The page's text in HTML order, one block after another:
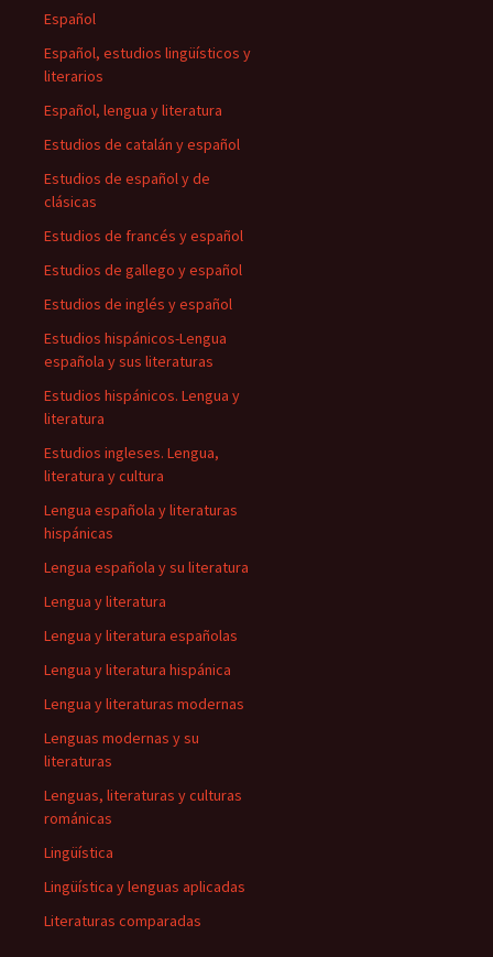
Español
Español, estudios lingüísticos y
literarios
Español, lengua y literatura
Estudios de catalán y español
Estudios de español y de
clásicas
Estudios de francés y español
Estudios de gallego y español
Estudios de inglés y español
Estudios hispánicos-Lengua
española y sus literaturas
Estudios hispánicos. Lengua y
literatura
Estudios ingleses. Lengua,
literatura y cultura
Lengua española y literaturas
hispánicas
Lengua española y su literatura
Lengua y literatura
Lengua y literatura españolas
Lengua y literatura hispánica
Lengua y literaturas modernas
Lenguas modernas y su
literaturas
Lenguas, literaturas y culturas
románicas
Lingüística
Lingüística y lenguas aplicadas
Literaturas comparadas